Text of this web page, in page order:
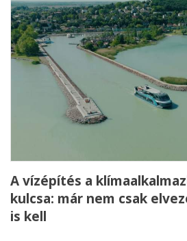
A vízépítés a
kulcsa: már nem csak
is kell